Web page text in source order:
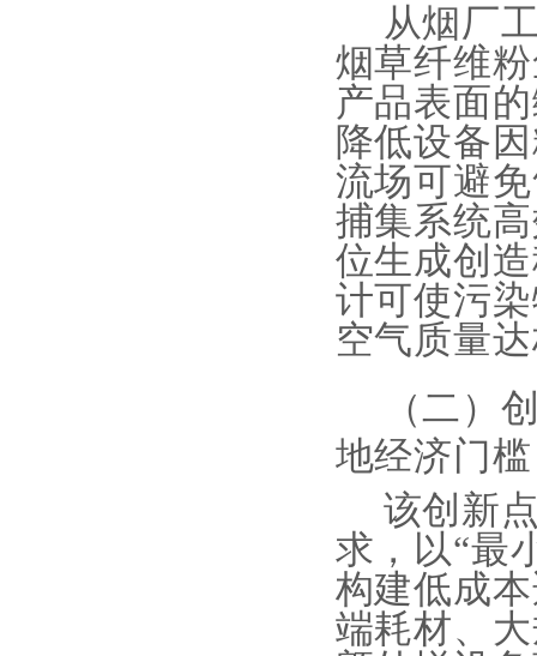
从烟厂
烟草纤维
产品表面
降低设备
流场可避
捕集系统
位生成创
计可使污
空气质量
（二）
地经济门槛
该创新
求，以“最
构建低成
端耗材、